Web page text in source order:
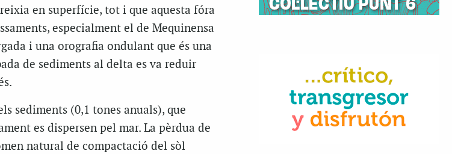
en superfície, tot i que aquesta fóra
especialment el de Mequinensa
i una orografia ondulant que és una
de sediments al delta es va reduir
sediments (0,1 tones anuals), que
es dispersen pel mar. La pèrdua de
natural de compactació del sòl